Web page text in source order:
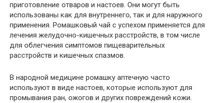
приготовление отваров и настоев. Они могут быть
использованы как для внутреннего, так и для наружного
применения. Ромашковый чай с успехом применяется для
лечения желудочно-кишечных расстройств, в том числе
для облегчения симптомов пищеварительных
расстройств и кишечных спазмов.
В народной медицине ромашку аптечную часто
используют в виде настоев, которые используют для
промывания ран, ожогов и других повреждений кожи.